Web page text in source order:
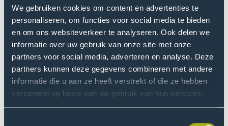
We gebruiken cookies om content en advertenties te
personaliseren, om functies voor social media te bieden
en om ons websiteverkeer te analyseren. Ook delen we
informatie over uw gebruik van onze site met onze
partners voor social media, adverteren en analyse. Deze
partners kunnen deze gegevens combineren met andere
informatie die u aan ze heeft verstrekt of die ze hebben
verzameld op basis van uw gebruik van hun services.
1 mei Voor de meeste voltijd studies sluit de
reguliere aanmelding op deze datum.
2 mei t/m
31 juli
Ook al is de reguliere aanmelding
gesloten, je kunt je nog tot en met 31
juli aanmelden bij de voltijd opleiding
van jouw voorkeur.